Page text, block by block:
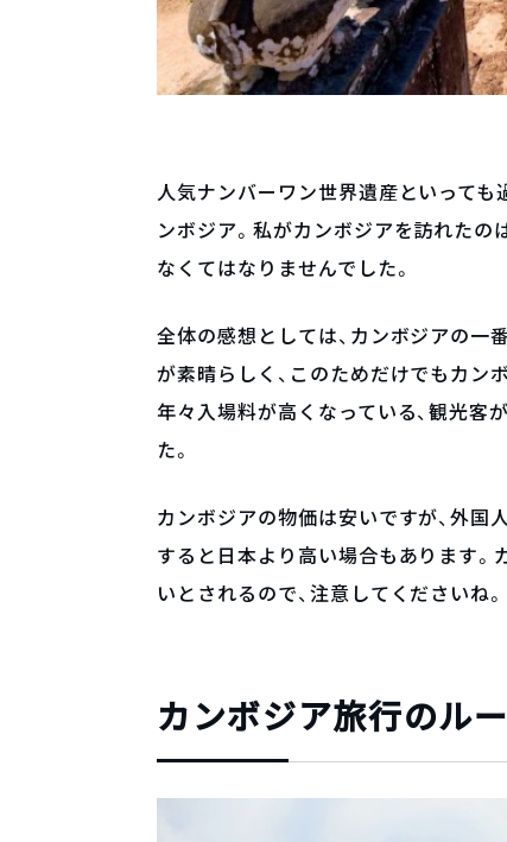
人気ナンバーワン世界遺産といっても
ンボジア。私がカンボジアを訪れたの
なくてはなりませんでした。
全体の感想としては、カンボジアの
が素晴らしく、このためだけでもカン
年々入場料が高くなっている、観光客
た。
カンボジアの物価は安いですが、外国
すると日本より高い場合もあります。
いとされるので、注意してくださいね。
カンボジア旅行のル